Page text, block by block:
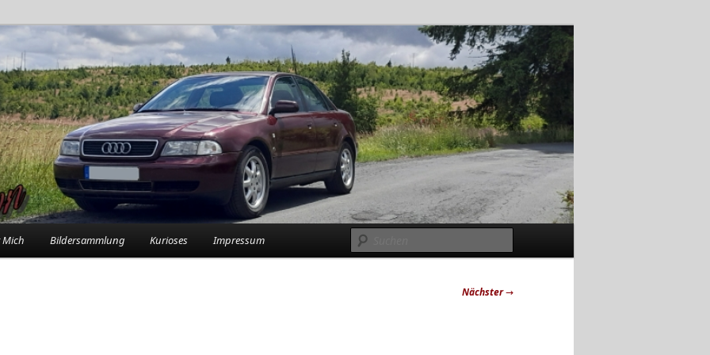
in der Garage
Bildersammlung Kurioses Impressum
Nächster→